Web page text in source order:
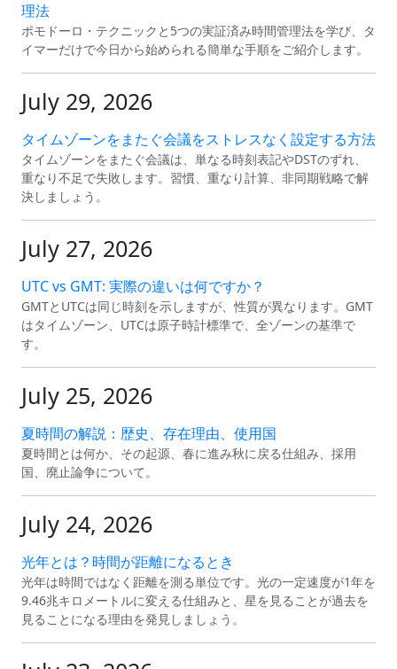
理法
ポモドーロ・テクニックと5つの実証済み時間管理法を学び、タ
イマーだけで今日から始められる簡単な手順をご紹介します。
July 29, 2026
タイムゾーンをまたぐ会議をストレスなく設定する方法
タイムゾーンをまたぐ会議は、単なる時刻表記やDSTのずれ、
重なり不足で失敗します。習慣、重なり計算、非同期戦略で解
決しましょう。
July 27, 2026
UTC vs GMT: 実際の違いは何ですか？
GMTとUTCは同じ時刻を示しますが、性質が異なります。GMT
はタイムゾーン、UTCは原子時計標準で、全ゾーンの基準で
す。
July 25, 2026
夏時間の解説：歴史、存在理由、使用国
夏時間とは何か、その起源、春に進み秋に戻る仕組み、採用
国、廃止論争について。
July 24, 2026
光年とは？時間が距離になるとき
光年は時間ではなく距離を測る単位です。光の一定速度が1年を
9.46兆キロメートルに変える仕組みと、星を見ることが過去を
見ることになる理由を発見しましょう。